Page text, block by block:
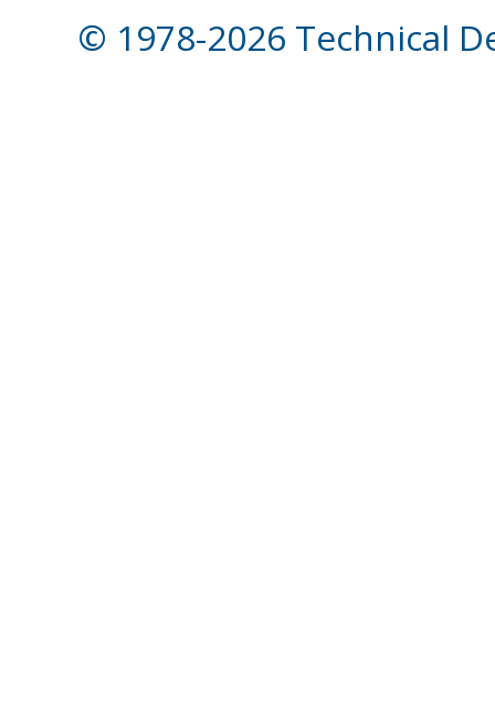
© 1978-2026 Technical